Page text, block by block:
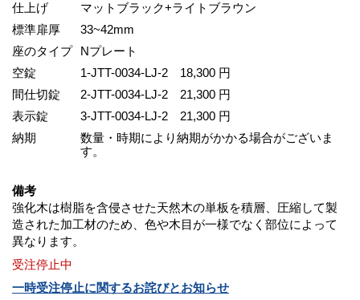
仕上げ
マットブラック+ライトブラウン
標準扉厚
33~42mm
座のタイプ
Nプレート
空錠
1-JTT-0034-LJ-2
18,300 円
間仕切錠
2-JTT-0034-LJ-2
21,300 円
表示錠
3-JTT-0034-LJ-2
21,300 円
納期
数量・時期により納期がかかる場合がございま
す。
備考
強化木は樹脂を含侵させた天然木の単板を積層、圧縮して製
造された加工材のため、色や木目が一様でなく部位によって
異なります。
受注停止中
一時受注停止に関するお詫びとお知らせ